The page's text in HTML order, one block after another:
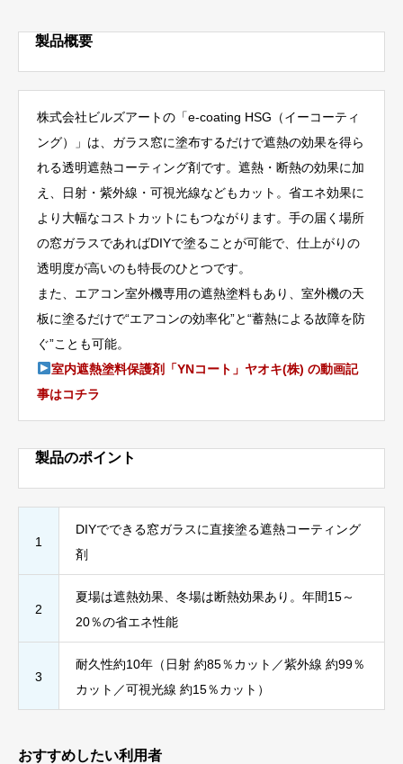
製品概要
株式会社ビルズアートの「e-coating HSG（イーコーティ
ング）」は、ガラス窓に塗布するだけで遮熱の効果を得ら
れる透明遮熱コーティング剤です。遮熱・断熱の効果に加
え、日射・紫外線・可視光線などもカット。省エネ効果に
より大幅なコストカットにもつながります。手の届く場所
の窓ガラスであればDIYで塗ることが可能で、仕上がりの
透明度が高いのも特長のひとつです。
また、エアコン室外機専用の遮熱塗料もあり、室外機の天
板に塗るだけで“エアコンの効率化”と“蓄熱による故障を防
ぐ”ことも可能。
室内遮熱塗料保護剤「YNコート」ヤオキ(株) の動画記
事はコチラ
製品のポイント
1
DIYでできる窓ガラスに直接塗る遮熱コーティング
剤
2
夏場は遮熱効果、冬場は断熱効果あり。年間15～
20％の省エネ性能
3
耐久性約10年（日射 約85％カット／紫外線 約99％
カット／可視光線 約15％カット）
おすすめしたい利用者